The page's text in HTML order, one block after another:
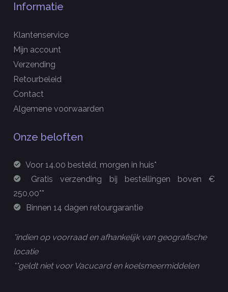
Informatie
Klantenservice
Mijn account
Verzending
Retourbeleid
Contact
Algemene voorwaarden
Onze beloften
Voor 14.00 besteld, morgen in huis*
Gratis verzending bij bestellingen boven €
250,00**
Binnen 14 dagen retourgarantie
*indien op voorraad en afhankelijk van geografische
locatie
**geldt niet voor Vacucard en koelsmeermiddelen